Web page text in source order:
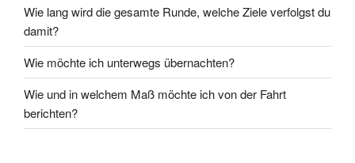
Wie lang wird die gesamte Runde, welche Ziele verfolgst du
damit?
Wie möchte ich unterwegs übernachten?
Wie und in welchem Maß möchte ich von der Fahrt
berichten?